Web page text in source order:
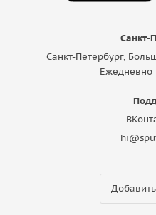
Санкт-
Санкт-Петербург,
Ежедневно